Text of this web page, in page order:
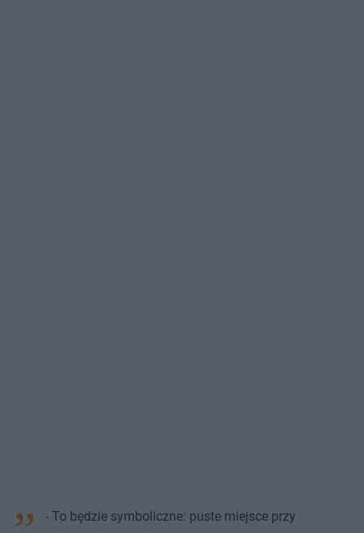
- To będzie symboliczne: puste miejsce przy